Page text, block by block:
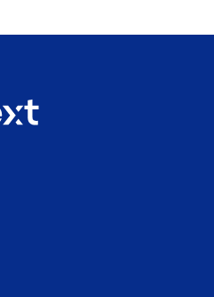
11070023
4002432105328